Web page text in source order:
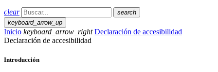
clear
search
keyboard_arrow_up
Inicio keyboard_arrow_right Declaración de accesibilidad
Declaración de accesibilidad
Introducción